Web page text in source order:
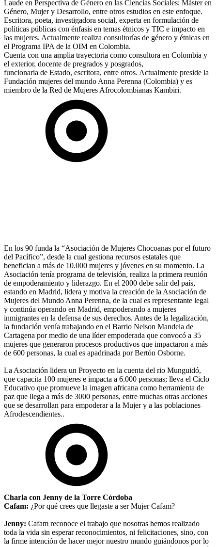
Laude en Perspectiva de Género en las Ciencias Sociales; Máster en
Género, Mujer y Desarrollo, entre otros estudios en este enfoque.
Escritora, poeta, investigadora social, experta en formulación de
políticas públicas con énfasis en temas étnicos y TIC e impacto en
las mujeres. Actualmente realiza consultorías de género y étnicas en
el Programa IPA de la OIM en Colombia.
Cuenta con una amplia trayectoria como consultora en Colombia y
el exterior, docente de pregrados y posgrados,
funcionaria de Estado, escritora, entre otros. Actualmente preside la
Fundación mujeres del mundo Anna Perenna (Colombia) y es
miembro de la Red de Mujeres Afrocolombianas Kambiri.
En los 90 funda la “Asociación de Mujeres Chocoanas por el futuro
del Pacífico”, desde la cual gestiona recursos estatales que
benefician a más de 10.000 mujeres y jóvenes en su momento. La
Asociación tenía programa de televisión, realiza la primera reunión
de empoderamiento y liderazgo. En el 2000 debe salir del país,
estando en Madrid, lidera y motiva la creación de la Asociación de
Mujeres del Mundo Anna Perenna, de la cual es representante legal
y continúa operando en Madrid, empoderando a mujeres
inmigrantes en la defensa de sus derechos. Antes de la legalización,
la fundación venía trabajando en el Barrio Nelson Mandela de
Cartagena por medio de una líder empoderada que convocó a 35
mujeres que generaron procesos productivos que impactaron a más
de 600 personas, la cual es apadrinada por Bertón Osborne.
La Asociación lidera un Proyecto en la cuenta del rio Munguidó,
que capacita 100 mujeres e impacta a 6.000 personas; lleva el Ciclo
Educativo que promueve la imagen africana como herramienta de
paz que llega a más de 3000 personas, entre muchas otras acciones
que se desarrollan para empoderar a la Mujer y a las poblaciones
Afrodescendientes..
Charla con Jenny de la Torre Córdoba
Cafam: ¿Por qué crees que llegaste a ser Mujer Cafam?
Jenny: Cafam reconoce el trabajo que nosotras hemos realizado
toda la vida sin esperar reconocimientos, ni felicitaciones, sino, con
la firme intención de hacer mejor nuestro mundo guiándonos por lo